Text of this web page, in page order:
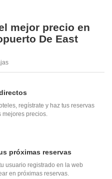
mejor precio en
De East
regístrate y haz tus reservas
mejores precios.
próximas reservas
usuario registrado en la web
en próximas reservas.